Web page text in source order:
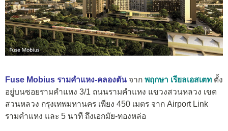
Fuse Mobius รามคำแหง-คลองตัน จาก พฤกษา เรียลเอสเตท ตั้ง
อยู่บนซอยรามคำแหง 3/1 ถนนรามคำแหง แขวงสวนหลวง เขต
สวนหลวง กรุงเทพมหานคร เพียง 450 เมตร จาก Airport Link
รามคำแหง และ 5 นาที ถึงเอกมัย-ทองหล่อ